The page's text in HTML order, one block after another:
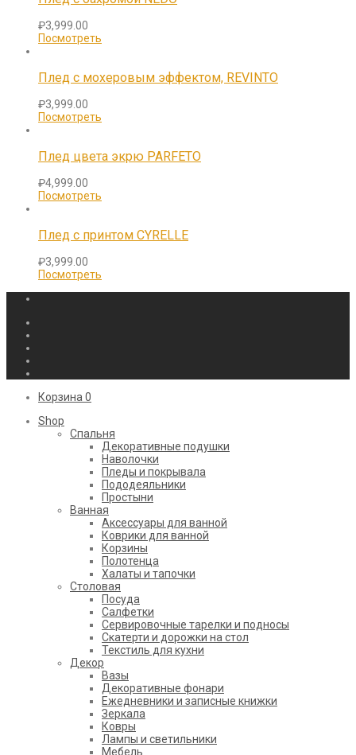
₽3,999.00
Посмотреть
Плед с мохеровым эффектом, REVINTO
₽3,999.00
Посмотреть
Плед цвета экрю PARFETO
₽4,999.00
Посмотреть
Плед с принтом CYRELLE
₽3,999.00
Посмотреть
Корзина0
Shop
Cпальня
Декоративные подушки
Наволочки
Пледы и покрывала
Пододеяльники
Простыни
Ванная
Аксессуары для ванной
Коврики для ванной
Корзины
Полотенца
Халаты и тапочки
Столовая
Посуда
Салфетки
Сервировочные тарелки и подносы
Скатерти и дорожки на стол
Текстиль для кухни
Декор
Вазы
Декоративные фонари
Ежедневники и записные книжки
Зеркала
Ковры
Лампы и светильники
Мебель